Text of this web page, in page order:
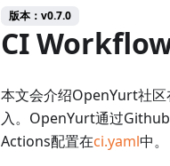
版本：v0.7.0
CI
本文会介绍OpenYurt社
入。OpenYurt通过
Actions配置在ci.yaml中。